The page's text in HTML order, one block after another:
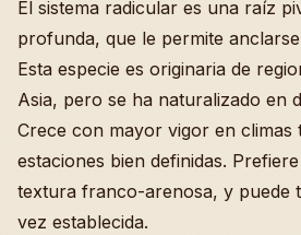
El sistema radicular es una raíz
profunda, que le permite
Esta especie es originaria de
Asia, pero se ha naturalizado en
Crece con mayor vigor en
estaciones bien definidas.
textura franco-arenosa, y puede
vez establecida.